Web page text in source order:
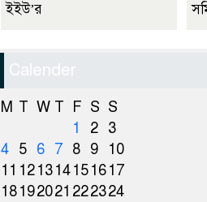
ইইউ’র
Calender
M T W T F S S
1
2 3
4 5 6 7 8 9
10
11 121314151617
18192021 222324